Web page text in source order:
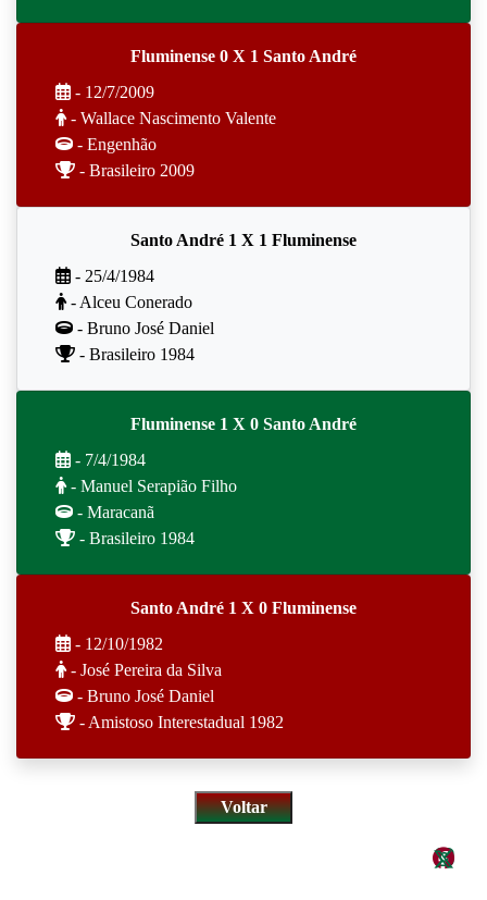
Fluminense 0 X 1 Santo André
- 12/7/2009
- Wallace Nascimento Valente
- Engenhão
- Brasileiro 2009
Santo André 1 X 1 Fluminense
- 25/4/1984
- Alceu Conerado
- Bruno José Daniel
- Brasileiro 1984
Fluminense 1 X 0 Santo André
- 7/4/1984
- Manuel Serapião Filho
- Maracanã
- Brasileiro 1984
Santo André 1 X 0 Fluminense
- 12/10/1982
- José Pereira da Silva
- Bruno José Daniel
- Amistoso Interestadual 1982